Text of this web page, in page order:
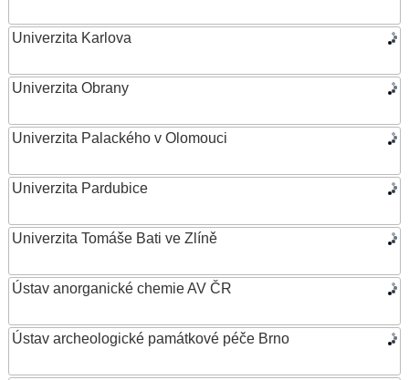
Univerzita Karlova
Univerzita Obrany
Univerzita Palackého v Olomouci
Univerzita Pardubice
Univerzita Tomáše Bati ve Zlíně
Ústav anorganické chemie AV ČR
Ústav archeologické památkové péče Brno